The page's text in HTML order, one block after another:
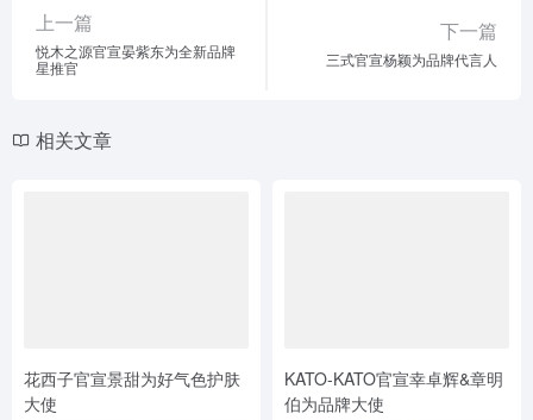
上一篇
悦木之源官宣晏紫东为全新品牌
星推官
下一篇
三式官宣杨颖为品牌代言人
相关文章
花西子官宣景甜为好气色护肤
大使
KATO-KATO官宣幸卓辉&章明
伯为品牌大使